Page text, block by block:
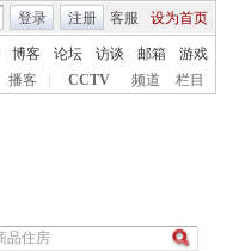
客服 设为首页
登录 注册
博客 论坛 访谈 邮箱
游戏
播客 CCTV 频道 栏目